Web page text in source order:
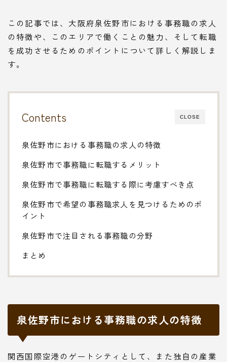
この記事では、大阪府泉佐野市における事務職の求人
の特徴や、このエリアで働くことの魅力、そして転職
を成功させるためのポイントについて詳しく解説しま
す。
CLOSE
Contents
泉佐野市における事務職の求人の特徴
泉佐野市で事務職に転職するメリット
泉佐野市で事務職に転職する際に考慮すべき点
泉佐野市で希望の事務職求人を見つけるためのポ
イント
泉佐野市で注目される事務職の分野
まとめ
泉佐野市における事務職の求人の特徴
関西国際空港のゲートシティとして、また独自の産業